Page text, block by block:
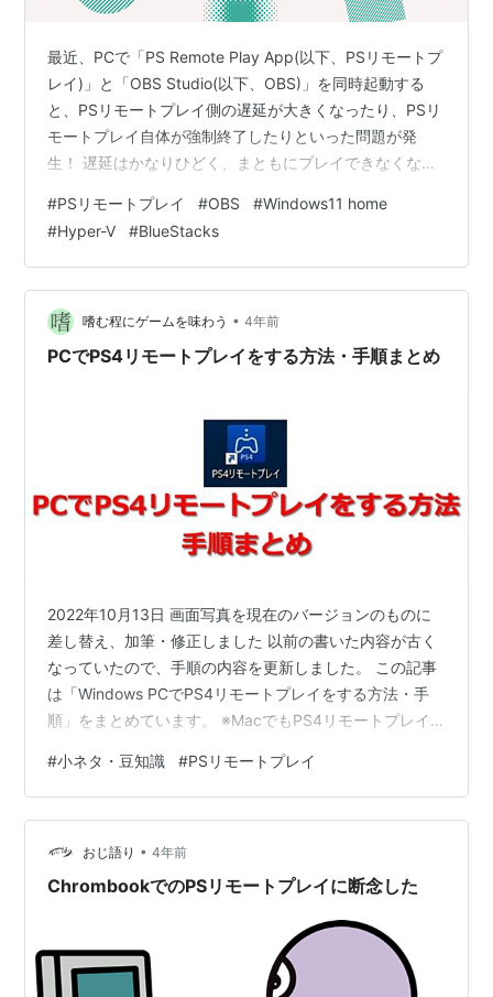
最近、PCで「PS Remote Play App(以下、PSリモートプ
レイ)」と「OBS Studio(以下、OBS)」を同時起動する
と、PSリモートプレイ側の遅延が大きくなったり、PSリ
モートプレイ自体が強制終了したりといった問題が発
生！ 遅延はかなりひどく、まともにプレイできなくなり
処法を書いていきます。 ※この対処法が正しいのかはよ
くわかりません。が、私自身が実際に試してみて改善で
きた方法です。そんなに変なことはしていないつもりで
すが、ご自身のPCで試される際は自己責任でお願い致し
ます。 発生した現象 解決できた方法 余談 私のPC環…
#PSリモートプレイ #OBS #Windows11 home
#Hyper-V #BlueStacks
嗜む程にゲームを味わう • 4年前
PCでPS4リモートプレイをする方法・手順まとめ
2022年10月13日 画面写真を現在のバージョンのものに
差し替え、加筆・修正しました 以前の書いた内容が古く
なっていたので、手順の内容を更新しました。 この記事
は「Windows PCでPS4リモートプレイをする方法・手
順」をまとめています。 ※MacでもPS4リモートプレイ
の記事は”Windows PC”での説明になります。 PCでの
PS4リモートプレイに必要なもの PS4の設定 [リモートプ
レイを有効にする]にチェックを付ける いつも使うPS4と
して登録する リモート側からスタンバイモード中のPS4
の電源を入れられるようにする PC側の…
#小ネタ・豆知識 #PSリモートプレイ
おじ語り • 4年前
ChrombookでのPSリモートプレイに断念した